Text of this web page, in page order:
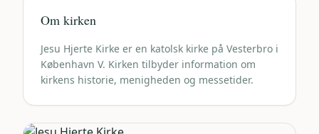
Om kirken
Jesu Hjerte Kirke er en katolsk kirke på Vesterbro i
København V. Kirken tilbyder information om
kirkens historie, menigheden og messetider.